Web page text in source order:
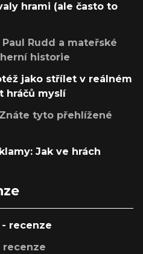
hrami (ale často to
Rudd a mateřské
historie
jako střílet v reálném
hráčů myslí
tyto přehlížené
Jak ve hrách
- recenze
recenze